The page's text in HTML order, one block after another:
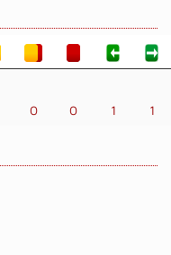
0 0 1 1